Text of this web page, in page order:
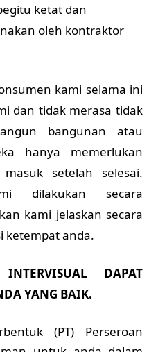
ketat dan
oleh kontraktor
kami selama ini
dan tidak merasa tidak
bangunan atau
hanya memerlukan
setelah selesai.
dilakukan secara
kami jelaskan secara
ketempat anda.
DAPAT
YANG BAIK.
(PT) Perseroan